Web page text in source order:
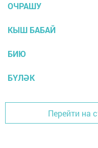
ОЧРАШУ
КЫШ БАБАЙ
БИЮ
БҮЛӘК
Перейти на